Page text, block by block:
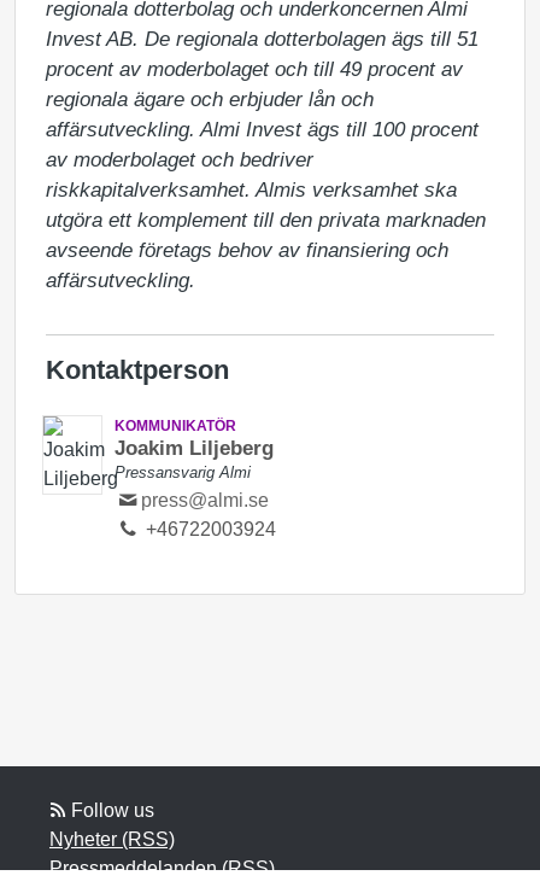
regionala dotterbolag och underkoncernen Almi
Invest AB. De regionala dotterbolagen ägs till 51
procent av moderbolaget och till 49 procent av
regionala ägare och erbjuder lån och
affärsutveckling. Almi Invest ägs till 100 procent
av moderbolaget och bedriver
riskkapitalverksamhet. Almis verksamhet ska
utgöra ett komplement till den privata marknaden
avseende företags behov av finansiering och
affärsutveckling.
Kontaktperson
KOMMUNIKATÖR
Joakim Liljeberg
Pressansvarig Almi
press@almi.se
+46722003924
Follow us
Nyheter (RSS)
Pressmeddelanden (RSS)